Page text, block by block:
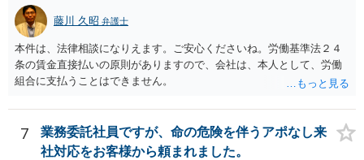
と追及されたい場合には、労働法にかなり詳しく、上記に関係した法
理等にも通じた弁護士等に相談し、法的に正確に分析してもらい、今
後の対応を検討するべきです。
藤川 久昭 弁護士
本件は、法律相談になりえます。ご安心くださいね。労働基準法２４
条の賃金直接払いの原則がありますので、会社は、本人として、労働
組合に支払うことはできません。
7
業務委託社員ですが、命の危険を伴うアポなし来
社対応をお客様から頼まれました。